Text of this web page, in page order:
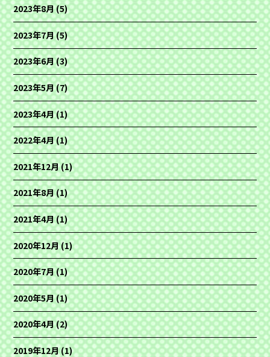
2023年8月(5)
2023年7月(5)
2023年6月(3)
2023年5月(7)
2023年4月(1)
2022年4月(1)
2021年12月(1)
2021年8月(1)
2021年4月(1)
2020年12月(1)
2020年7月(1)
2020年5月(1)
2020年4月(2)
2019年12月(1)